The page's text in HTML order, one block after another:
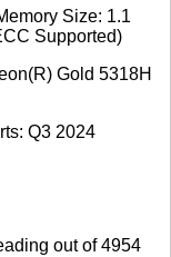
Size: 1.1
Supported)
Gold 5318H
Q3 2024
out of 4954